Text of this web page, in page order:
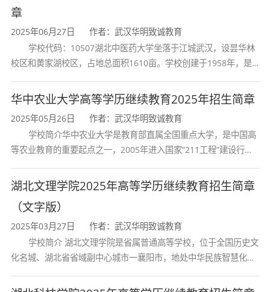
湖北大学、湖北工业大学、武汉科技大学、华中
农业大学、三峡大学、武汉工程大学、武汉纺织
大学、湖北师范大学、长江大学、荆楚理工大
学、武汉理工大学、武汉轻工大学、湖北第二师
范学院、湖北民族大学、湖北理工学院、湖北文
理学院、湖北国土资源职业学院、鄂州职业大
学、黄冈职业技术学院、荆州教育学院
电话：1 8 6 72 35 99 5 0
章
2025年06月27日
作者：武汉华明致诚教育
学校代码：10507湖北中医药大学坐落于江城武汉，设昙华林
校区和黄家湖校区，占地总面积1610亩。学校创建于1958年，是
育和最早开办中医研究
华中农业大学高等学历继续教育2025年招生简章
2025年05月26日
作者：武汉华明致诚教育
学校简介华中农业大学是教育部直属全国重点大学，是中国高
等农业教育的重要起点之一，2005年进入国家“211工程”建设行
首轮“双一流”成效
湖北文理学院2025年高等学历继续教育招生简章
（文字版）
2025年03月27日
作者：武汉华明致诚教育
学校简介 湖北文理学院是省属普通高等学校，位于全国历史文
化名城、湖北省省域副中心城市一襄阳市，地处中华民族智慧化身
学校、全国普通